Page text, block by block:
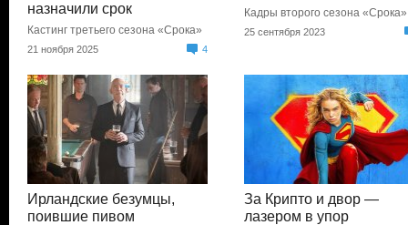
назначили срок
Кастинг третьего сезона «Срока»
21 ноября 2025 4
Кадры второго сезона «Срока»
25 сентября 2023
Ирландские безумцы,
поившие пивом
За Крипто и двор —
лазером в упор